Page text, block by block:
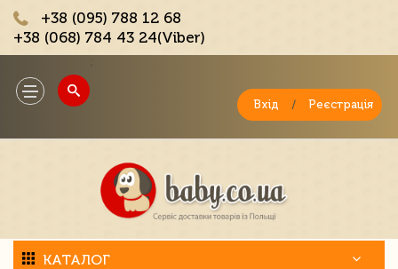
+38 (095) 788 12 68
+38 (068) 784 43 24(Viber)
Toggle
navigation
Вхід / Реєстрація
КАТАЛОГ